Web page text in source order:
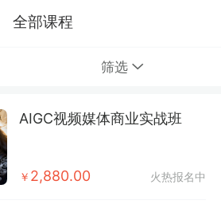
全部课程
筛选
AIGC视频媒体商业实战班
￥ 2,880.00 火热报名中